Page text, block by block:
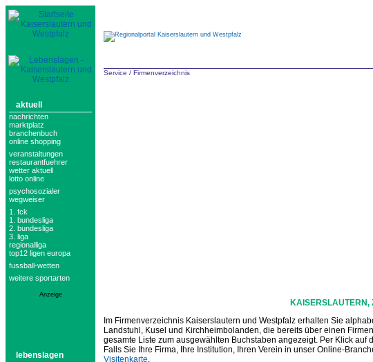
aktuell
nachrichten
marktplatz
branchenbuch
online shopping
veranstaltungen
restaurantfuehrer
wetter aktuell
lotto online
psychosozialer
wegweiser
1. fck
1. bundesliga
2. bundesliga
3. liga
regionalliga
top12 ligen europa
fussball-wetten
weitere sportarten
Anzeige
lebenslagen
Service / Firmenverzeichnis
KAISERSLAUTERN,
Im Firmenverzeichnis Kaiserslautern und Westpfalz erhalten Sie
Landstuhl, Kusel und Kirchheimbolanden, die bereits über einen
gesamte Liste zum ausgewählten Buchstaben angezeigt. Per Klick
Falls Sie Ihre Firma, Ihre Institution, Ihren Verein in unser Online-
Visitenkarte.